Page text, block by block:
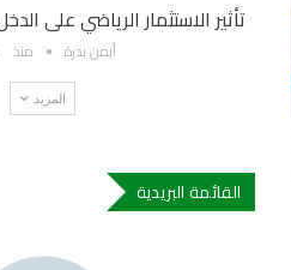
تأثير الاستثمار الرياضي على
أيمن بدرة منذ
المزيد
القائمة البريدية